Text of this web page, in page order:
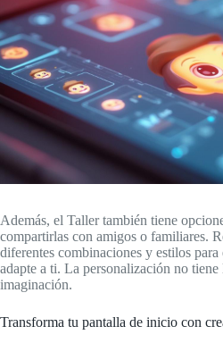
Además, el Taller también tiene
compartirlas con amigos o familiares.
diferentes combinaciones y estilos
adapte a ti. La personalización no
imaginación.
Transforma tu pantalla de inicio con